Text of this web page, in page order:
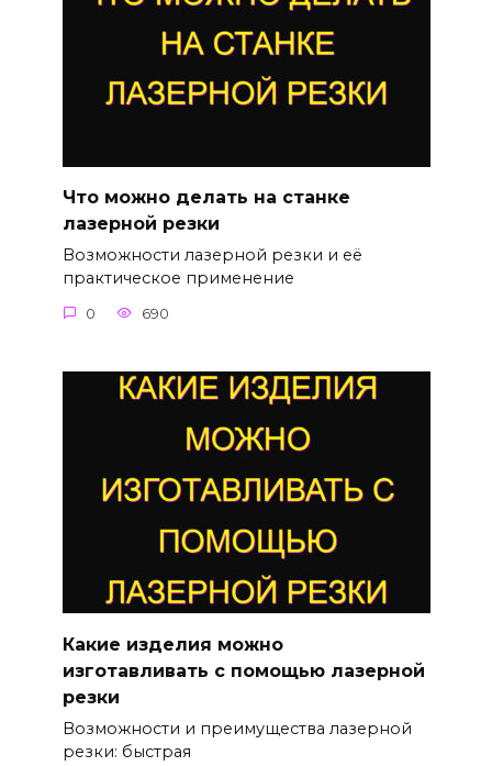
Что можно делать на станке
лазерной резки
Возможности лазерной резки и её
практическое применение
0 690
Какие изделия можно
изготавливать с помощью лазерной
резки
Возможности и преимущества лазерной
резки: быстрая